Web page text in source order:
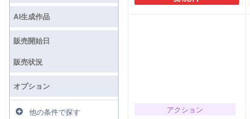
カートに追加
アクション
AI生成作品
販売開始日
販売状況
オプション
他の条件で探す